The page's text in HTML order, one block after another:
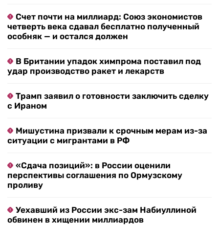
Счет почти на миллиард: Союз экономистов
четверть века сдавал бесплатно полученный
особняк — и остался должен
В Британии упадок химпрома поставил под
удар производство ракет и лекарств
Трамп заявил о готовности заключить сделку
с Ираном
Мишустина призвали к срочным мерам из-за
ситуации с мигрантами в РФ
«Сдача позиций»: в России оценили
перспективы соглашения по Ормузскому
проливу
Уехавший из России экс-зам Набиуллиной
обвинен в хищении миллиардов